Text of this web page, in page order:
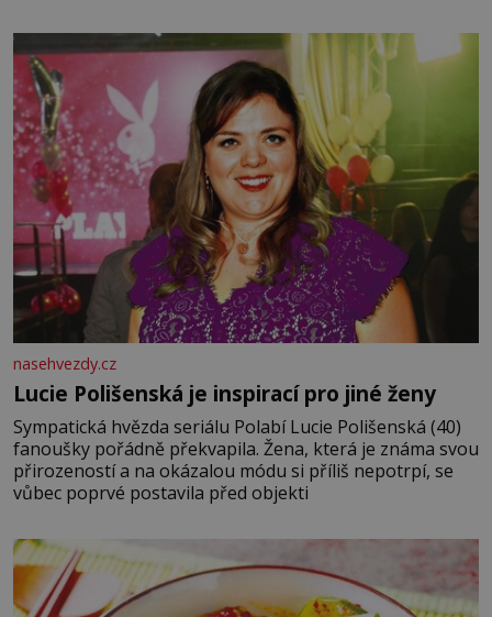
Tragédii o Macbethovi. Napsal ji pro krále Jakuba I., jenž
v roce 1603 vystřídal
nasehvezdy.cz
Lucie Polišenská je inspirací pro jiné ženy
Sympatická hvězda seriálu Polabí Lucie Polišenská (40)
fanoušky pořádně překvapila. Žena, která je známa svou
přirozeností a na okázalou módu si příliš nepotrpí, se
vůbec poprvé postavila před objekti